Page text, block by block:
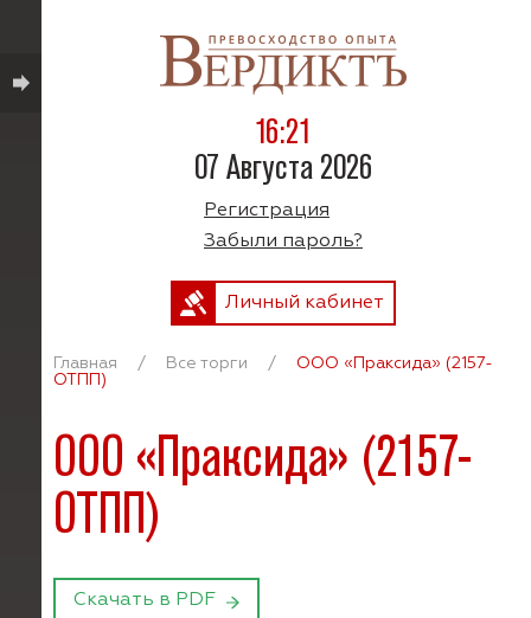
16:21
07 Августа 2026
Регистрация
Забыли пароль?
Личный кабинет
Главная / Все торги /
ООО «Праксида» (2157-
ОТПП)
ООО «Праксида» (2157-
ОТПП)
Скачать в PDF